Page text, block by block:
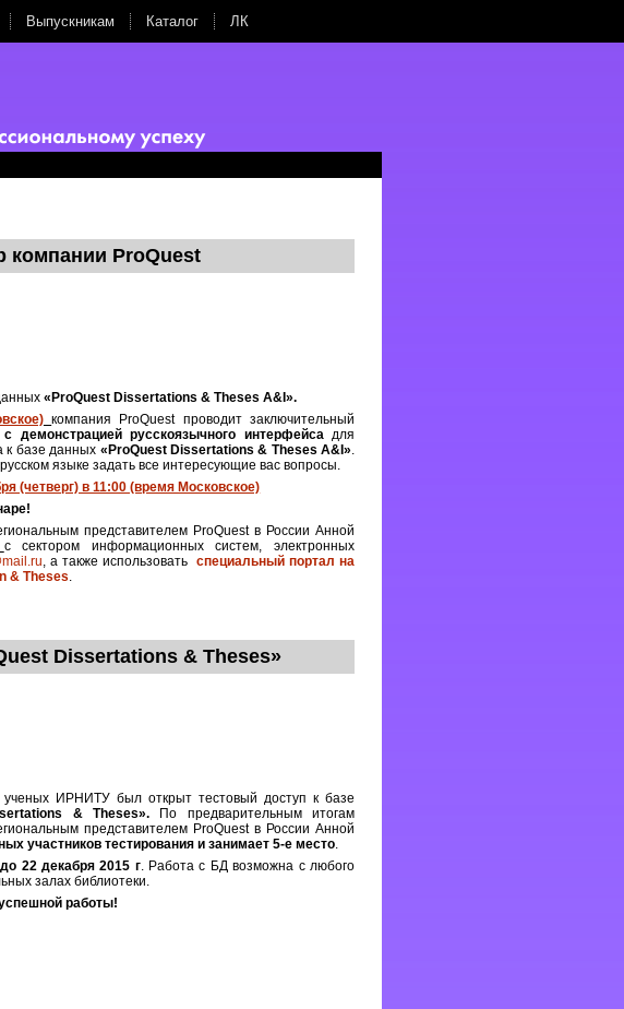
Выпускникам Каталог ЛК
компании ProQuest
«ProQuest Dissertations & Theses A&I».
компания ProQuest проводит заключительный
русскоязычного интерфейса для
к базе данных «ProQuest Dissertations & Theses A&I».
языке задать все интересующие вас вопросы.
(четверг) в 11:00 (время Московское)
представителем ProQuest в России Анной
с сектором информационных систем, электронных
, а также использовать специальный портал на
& Theses.
Dissertations & Theses»
ученых ИРНИТУ был открыт тестовый доступ к базе
&Theses».
По предварительным итогам
представителем ProQuest в России Анной
участников тестирования и занимает 5-е место.
до 22 декабря 2015 г. Работа с БД возможна с любого
залах библиотеки.
работы!